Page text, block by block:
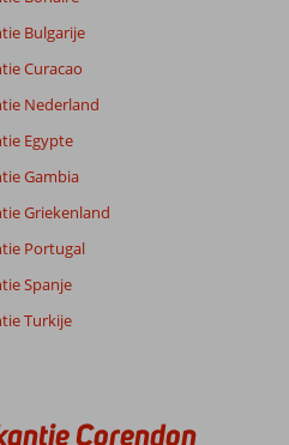
de
getoonde
te
garanderen.
info
over
beoordelingen.
Bulgarije
Curacao
Nederland
Egypte
Gambia
Griekenland
Portugal
Spanje
Turkije
Corendon